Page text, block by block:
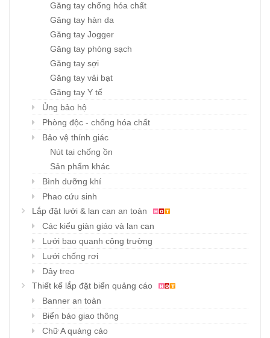
Găng tay chống hóa chất
Găng tay hàn da
Găng tay Jogger
Găng tay phòng sạch
Găng tay sợi
Găng tay vải bạt
Găng tay Y tế
Ủng bảo hộ
Phòng độc - chống hóa chất
Bảo vệ thính giác
Nút tai chống ồn
Sản phẩm khác
Bình dưỡng khí
Phao cứu sinh
Lắp đặt lưới & lan can an toàn
Các kiểu giàn giáo và lan can
Lưới bao quanh công trường
Lưới chống rơi
Dây treo
Thiết kế lắp đặt biển quảng cáo
Banner an toàn
Biển báo giao thông
Chữ A quảng cáo